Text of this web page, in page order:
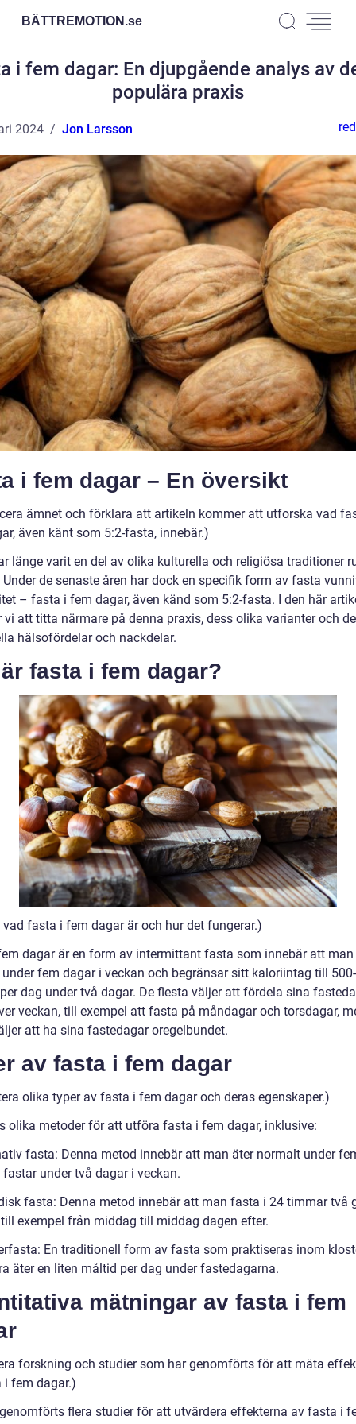
BÄTTREMOTION.se
i fem dagar: En djupgående analys av
populära praxis
2024 Jon Larsson
i fem dagar – En översikt
ämnet och förklara att artikeln kommer att utforska vad
även känt som 5:2-fasta, innebär.)
länge varit en del av olika kulturella och religiösa traditioner
Under de senaste åren har dock en specifik form av fasta
– fasta i fem dagar, även känd som 5:2-fasta. I den här
vi att titta närmare på denna praxis, dess olika varianter och
hälsofördelar och nackdelar.
fasta i fem dagar?
vad fasta i fem dagar är och hur det fungerar.)
dagar är en form av intermittant fasta som innebär att man
fem dagar i veckan och begränsar sitt kaloriintag till
dag under två dagar. De flesta väljer att fördela sina
veckan, till exempel att fasta på måndagar och torsdagar,
att ha sina fastedagar oregelbundet.
av fasta i fem dagar
olika typer av fasta i fem dagar och deras egenskaper.)
olika metoder för att utföra fasta i fem dagar, inklusive:
fasta: Denna metod innebär att man äter normalt under
under två dagar i veckan.
fasta: Denna metod innebär att man fasta i 24 timmar två
exempel från middag till middag dagen efter.
En traditionell form av fasta som praktiseras inom
äter en liten måltid per dag under fastedagarna.
mätningar av fasta i fem
forskning och studier som har genomförts för att mäta
i fem dagar.)
flera studier för att utvärdera effekterna av fasta i